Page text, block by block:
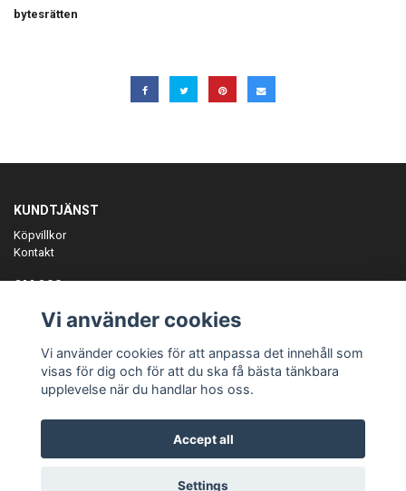
bytesrätten
KUNDTJÄNST
Köpvillkor
Kontakt
OM OSS
ANMÄL DIG TILL VÅRT NYHETSBREV
Prenumerera
© Copyright Teamgear
Vi använder cookies
Vi använder cookies för att anpassa det innehåll som
visas för dig och för att du ska få bästa tänkbara
upplevelse när du handlar hos oss.
Accept all
Settings